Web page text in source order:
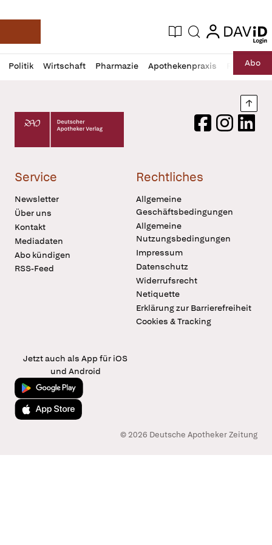
Deutsche Apotheker Zeitung
Aktuelle Ausgabe
Suche login
login
Politik Wirtschaft Pharmazie Apothekenpraxis RechtAbo
Profil
öffnen
Daz
Pur
Deutscher Apotheker Verlag Logo
FacebookInstagram
Service
Newsletter
Über uns
Kontakt
Mediadaten
Abo kündigen
RSS-Feed
Rechtliches
Allgemeine
Geschäftsbedingungen
Allgemeine
Nutzungsbedingungen
Impressum
Datenschutz
Widerrufsrecht
Netiquette
Erklärung zur Barrierefreiheit
Cookies & Tracking
Jetzt auch als App für iOS
und Android
Jetzt bei Google Play
Laden im App Store
© 2026 Deutsche Apotheker Zeitung